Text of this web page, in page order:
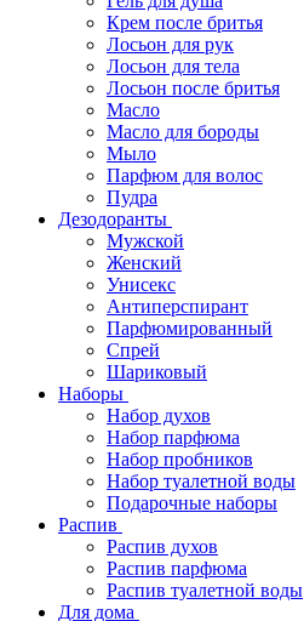
Крем после бритья
Лосьон для рук
Лосьон для тела
Лосьон после бритья
Масло
Масло для бороды
Мыло
Парфюм для волос
Пудра
Дезодоранты
Мужской
Женский
Унисекс
Антиперспирант
Парфюмированный
Спрей
Шариковый
Наборы
Набор духов
Набор парфюма
Набор пробников
Набор туалетной воды
Подарочные наборы
Распив
Распив духов
Распив парфюма
Распив туалетной воды
Для дома